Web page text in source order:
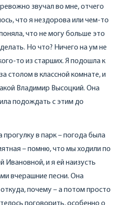
звучал во мне, отчего
что я нездорова или чем-то
что не могу больше это
Но что? Ничего на ум не
то из старших. Я подошла к
столом в классной комнате, и
Владимир Высоцкий. Она
подождать с этим до
в парк – погода была
– помню, что мы ходили по
и я ей наизусть
вчерашние песни. Она
почему – а потом просто